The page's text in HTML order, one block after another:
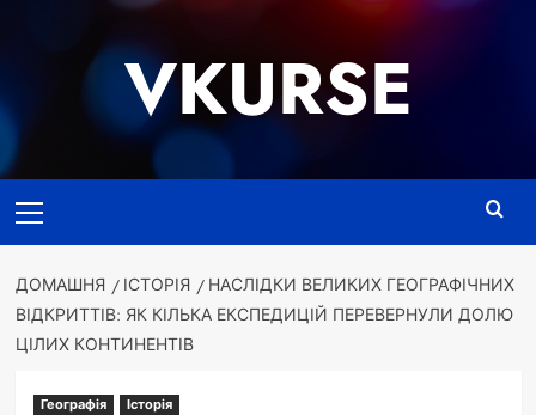
VKURSE
меню
ДОМАШНЯ ІСТОРІЯ
НАСЛІДКИ ВЕЛИКИХ ГЕОГРАФІЧНИХ
ВІДКРИТТІВ: ЯК КІЛЬКА ЕКСПЕДИЦІЙ ПЕРЕВЕРНУЛИ ДОЛЮ
ЦІЛИХ КОНТИНЕНТІВ
Географія Історія